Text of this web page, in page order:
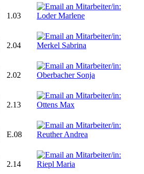
1.03
2.04
2.02
2.13
E.08
2.14